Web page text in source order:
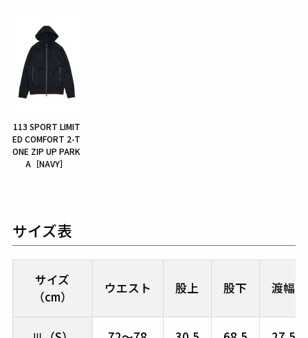
113 SPORT LIMIT
ED COMFORT 2-T
ONE ZIP UP PARK
A［NAVY］
サイズ表
サイズ
（cm）
ウエスト 股上 股下 渡幅